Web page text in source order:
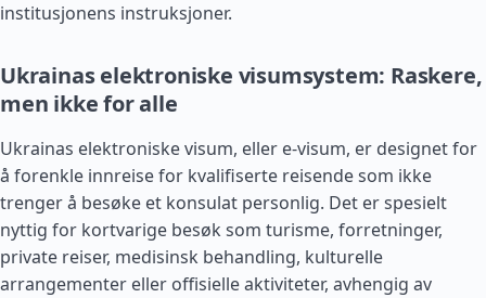
institusjonens instruksjoner.
Ukrainas elektroniske visumsystem: Raskere,
men ikke for alle
Ukrainas elektroniske visum, eller e-visum, er designet for
å forenkle innreise for kvalifiserte reisende som ikke
trenger å besøke et konsulat personlig. Det er spesielt
nyttig for kortvarige besøk som turisme, forretninger,
private reiser, medisinsk behandling, kulturelle
arrangementer eller offisielle aktiviteter, avhengig av